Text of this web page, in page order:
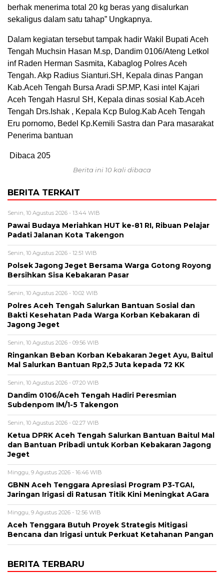
berhak menerima total 20 kg beras yang disalurkan
sekaligus dalam satu tahap” Ungkapnya.
Dalam kegiatan tersebut tampak hadir Wakil Bupati Aceh
Tengah Muchsin Hasan M.sp, Dandim 0106/Ateng Letkol
inf Raden Herman Sasmita, Kabaglog Polres Aceh
Tengah. Akp Radius Sianturi.SH, Kepala dinas Pangan
Kab.Aceh Tengah Bursa Aradi SP.MP, Kasi intel Kajari
Aceh Tengah Hasrul SH, Kepala dinas sosial Kab.Aceh
Tengah Drs.Ishak , Kepala Kcp Bulog.Kab Aceh Tengah
Eru pornomo, Bedel Kp.Kemili Sastra dan Para masarakat
Penerima bantuan
Dibaca 205
Berita ini 10 kali dibaca
BERITA TERKAIT
Senin, 10 Agustus 2026 - 13:44 WIB
Pawai Budaya Meriahkan HUT ke-81 RI, Ribuan Pelajar
Padati Jalanan Kota Takengon
Senin, 10 Agustus 2026 - 12:51 WIB
Polsek Jagong Jeget Bersama Warga Gotong Royong
Bersihkan Sisa Kebakaran Pasar
Senin, 10 Agustus 2026 - 10:02 WIB
Polres Aceh Tengah Salurkan Bantuan Sosial dan
Bakti Kesehatan Pada Warga Korban Kebakaran di
Jagong Jeget
Senin, 10 Agustus 2026 - 09:56 WIB
‎Ringankan Beban Korban Kebakaran Jeget Ayu, Baitul
Mal Salurkan Bantuan Rp2,5 Juta kepada 72 KK
Senin, 10 Agustus 2026 - 07:20 WIB
Dandim 0106/Aceh Tengah Hadiri Peresmian
Subdenpom IM/1-5 Takengon
Senin, 10 Agustus 2026 - 02:27 WIB
‎Ketua DPRK Aceh Tengah Salurkan Bantuan Baitul Mal
dan Bantuan Pribadi untuk Korban Kebakaran Jagong
Jeget
Minggu, 9 Agustus 2026 - 16:46 WIB
GBNN Aceh Tenggara Apresiasi Program P3-TGAI,
Jaringan Irigasi di Ratusan Titik Kini Meningkat AGara
Minggu, 9 Agustus 2026 - 12:56 WIB
Aceh Tenggara Butuh Proyek Strategis Mitigasi
Bencana dan Irigasi untuk Perkuat Ketahanan Pangan
BERITA TERBARU